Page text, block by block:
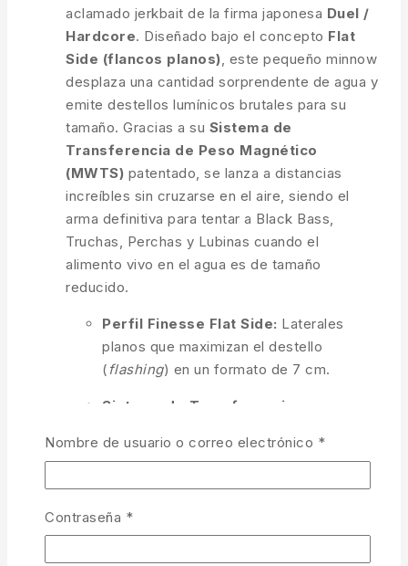
aclamado jerkbait de la firma japonesa Duel /
Hardcore. Diseñado bajo el concepto Flat
Side (flancos planos) , este pequeño minnow
desplaza una cantidad sorprendente de agua y
emite destellos lumínicos brutales para su
tamaño. Gracias a su Sistema de
Transferencia de Peso Magnético
(MWTS) patentado, se lanza a distancias
increíbles sin cruzarse en el aire, siendo el
arma definitiva para tentar a Black Bass,
Truchas, Perchas y Lubinas cuando el
alimento vivo en el agua es de tamaño
reducido.
Perfil Finesse Flat Side: Laterales
planos que maximizan el destello
( flashing) en un formato de 7 cm.
Sistema de Transferencia
precisos a pesar de su peso ligero.
Acción Nerviosa e Instantánea:
Reacciona con quiebros eléctricos ante
el más mínimotwitchde la caña.
Nombre de usuario o correo electrónico *Obligatorio
Contraseña *Obligatorio